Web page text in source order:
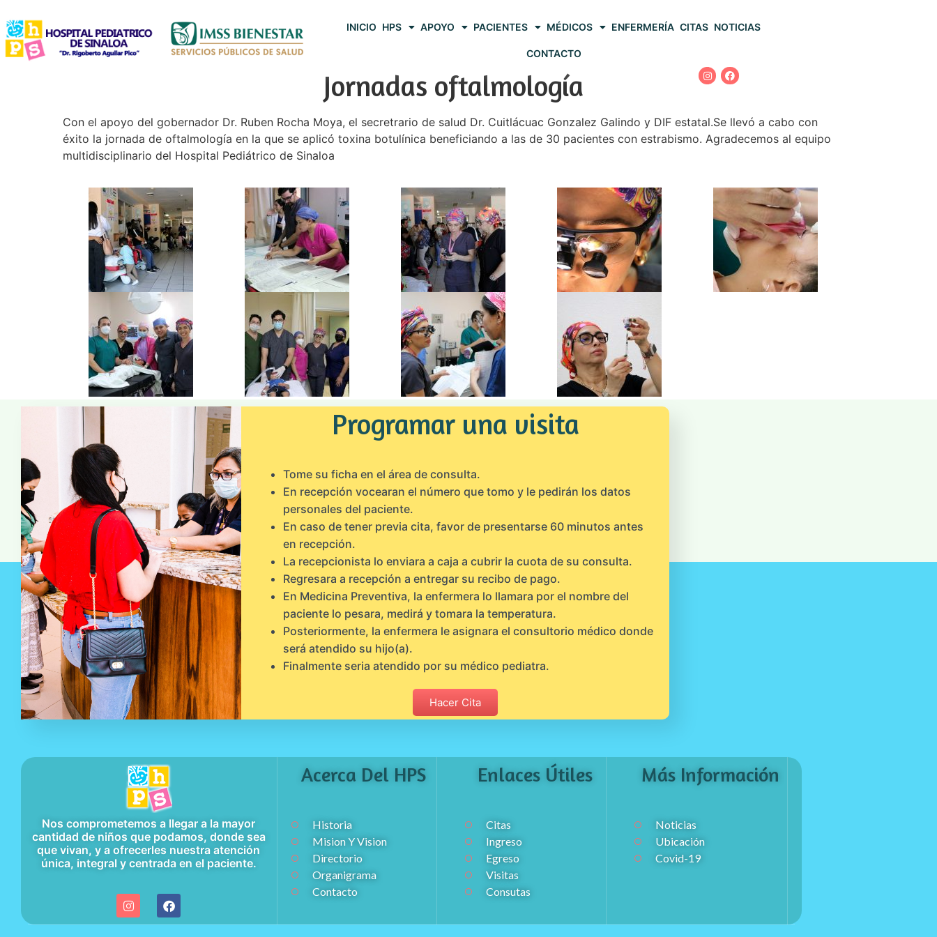
INICIO HPS APOYO PACIENTES MÉDICOS ENFERMERÍA CITAS NOTICIAS
CONTACTO
Jornadas oftalmología
Con el apoyo del gobernador Dr. Ruben Rocha Moya, el secretrario de salud Dr. Cuitlácuac Gonzalez Galindo y DIF estatal.Se llevó a cabo con
éxito la jornada de oftalmología en la que se aplicó toxina botulínica beneficiando a las de 30 pacientes con estrabismo. Agradecemos al equipo
multidisciplinario del Hospital Pediátrico de Sinaloa
Programar una visita
Tome su ficha en el área de consulta.
En recepción vocearan el número que tomo y le pedirán los datos
personales del paciente.
En caso de tener previa cita, favor de presentarse 60 minutos antes
en recepción.
La recepcionista lo enviara a caja a cubrir la cuota de su consulta.
Regresara a recepción a entregar su recibo de pago.
En Medicina Preventiva, la enfermera lo llamara por el nombre del
paciente lo pesara, medirá y tomara la temperatura.
Posteriormente, la enfermera le asignara el consultorio médico donde
será atendido su hijo(a).
Finalmente seria atendido por su médico pediatra.
Hacer Cita
Nos comprometemos a llegar a la mayor
cantidad de niños que podamos, donde sea
que vivan, y a ofrecerles nuestra atención
única, integral y centrada en el paciente.
Acerca Del HPS
Historia
Mision Y Vision
Directorio
Organigrama
Contacto
Enlaces Útiles
Citas
Ingreso
Egreso
Visitas
Consutas
Más Información
Noticias
Ubicación
Covid-19